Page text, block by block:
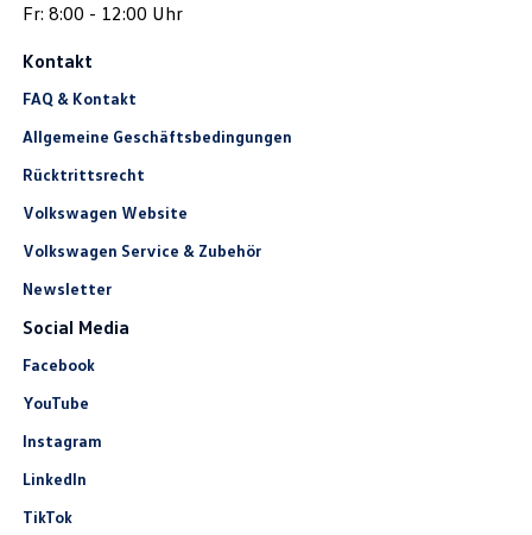
Fr: 8:00 - 12:00 Uhr
Kontakt
FAQ & Kontakt
Allgemeine Geschäftsbedingungen
Rücktrittsrecht
Volkswagen Website
Volkswagen Service & Zubehör
Newsletter
Social Media
Facebook
YouTube
Instagram
LinkedIn
TikTok